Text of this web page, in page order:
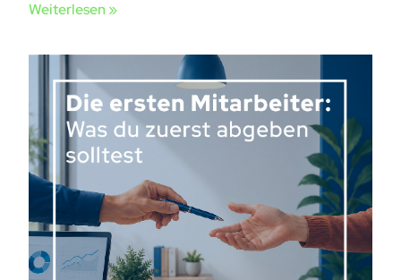
Weiterlesen »